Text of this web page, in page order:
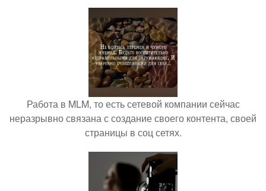
Работа в MLM, то есть сетевой компании сейчас
неразрывно связана с создание своего контента, своей
страницы в соц сетях.